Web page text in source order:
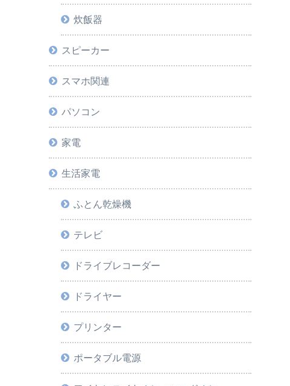
炊飯器
スピーカー
スマホ関連
パソコン
家電
生活家電
ふとん乾燥機
テレビ
ドライブレコーダー
ドライヤー
プリンター
ポータブル電源